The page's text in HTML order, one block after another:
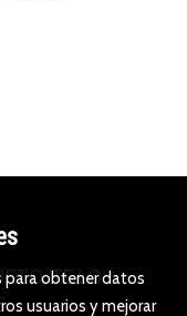
TE LO
para obtener datos
usuarios y mejorar